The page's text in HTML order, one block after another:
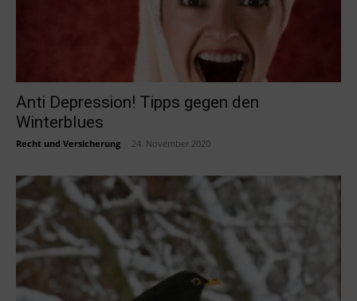
Anti Depression! Tipps gegen den
Winterblues
Recht und Versicherung 24. November 2020